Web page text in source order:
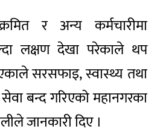
र अन्य कर्मचारीमा
लक्षण देखा परेकाले थप
सरसफाइ, स्वास्थ्य तथा
बन्द गरिएको महानगरका
जानकारी दिए ।